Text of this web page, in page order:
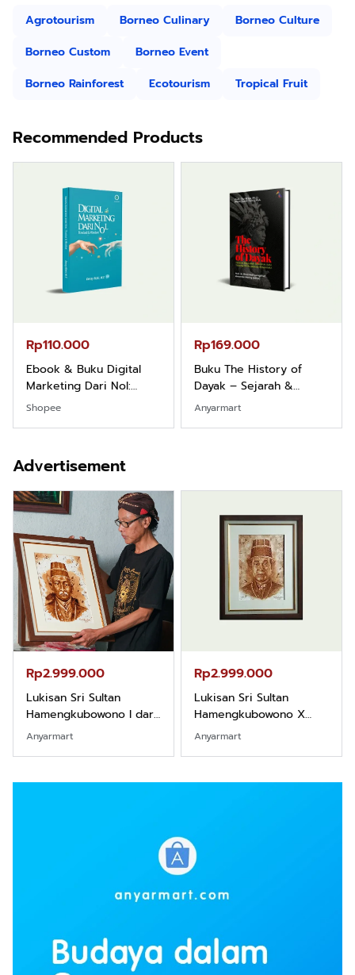
Agrotourism Borneo Culinary
Borneo Culture
Borneo Custom
Borneo Event
Borneo Rainforest
Ecotourism Tropical Fruit
Recommended Products
Rp110.000
Ebook & Buku Digital
Marketing Dari Nol:
Fondasi & Mindset untuk
Shopee
Rp169.000
Buku The History of
Dayak – Sejarah &
Identitas Borneo Asli
Anyarmart
Advertisement
Rp2.999.000
Lukisan Sri Sultan
Hamengkubowono I dari
Kopi Karya Rudi Winarso
Anyarmart
Rp2.999.000
Lukisan Sri Sultan
Hamengkubowono X
dari Kopi Karya Rudi
Anyarmart